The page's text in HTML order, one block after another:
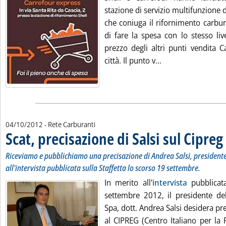
stazione di servizio multifunzione
che coniuga il rifornimento
di fare la spesa con lo stesso
prezzo degli altri punti vendita
città. Il punto v...
04/10/2012 - Rete Carburanti
Scat, precisazione di Salsi sul Cipreg..
Riceviamo e pubblichiamo una precisazione di Andrea Salsi,
all'intervista pubblicata sulla Staffetta lo scorso 19 settembre.
In merito all'intervista
settembre 2012, il presidente
Spa, dott. Andrea Salsi desidera
al CIPREG (Centro Italiano per la